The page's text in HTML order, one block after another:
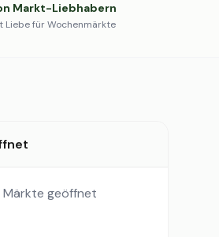
Markt-Liebhabern
Liebe für Wochenmärkte
Märkte geöffnet